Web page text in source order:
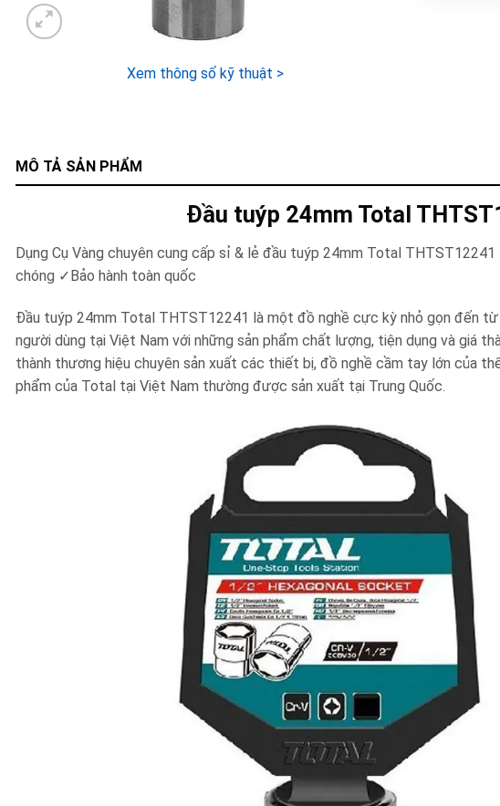
Xem thông số kỹ thuật >
MÔ TẢ SẢN PHẨM
Đầu tuýp 24mm Total
Dụng Cụ Vàng chuyên cung cấp sỉ & lẻ đầu tuýp 24mm Total THTST12241
chóng ✓Bảo hành toàn quốc
Đầu tuýp 24mm Total THTST12241 là một đồ nghề cực kỳ nhỏ gọn đến
người dùng tại Việt Nam với những sản phẩm chất lượng, tiện dụng và giá
thành thương hiệu chuyên sản xuất các thiết bị, đồ nghề cầm tay lớn của
phẩm của Total tại Việt Nam thường được sản xuất tại Trung Quốc.